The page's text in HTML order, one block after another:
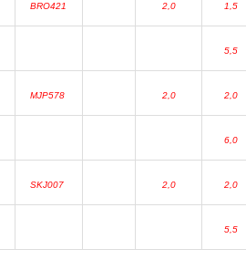
BRO421 2,0 1,5
5,5
MJP578 2,0 2,0
6,0
SKJ007 2,0 2,0
5,5